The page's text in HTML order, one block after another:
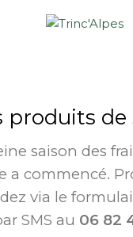
produits de
saison des
a commencé.
via le
SMS au 06 82